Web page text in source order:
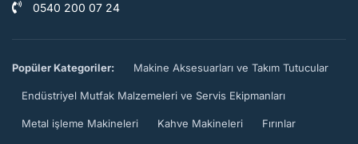
0540 200 07 24
Popüler Kategoriler: Makine Aksesuarları ve Takım Tutucular
Endüstriyel Mutfak Malzemeleri ve Servis Ekipmanları
Metal işleme Makineleri Kahve Makineleri Fırınlar